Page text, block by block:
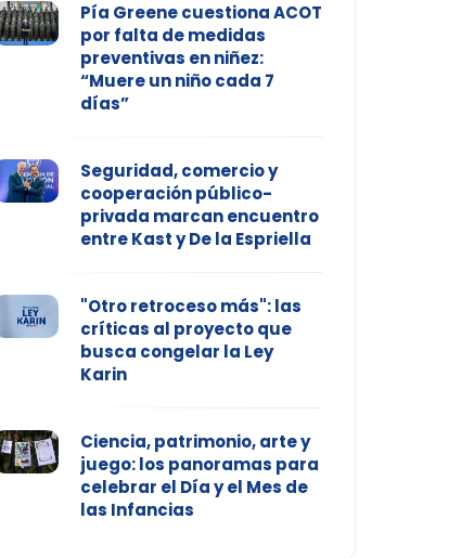
Pía Greene cuestiona ACOT
por falta de medidas
preventivas en niñez:
“Muere un niño cada 7
días”
Seguridad, comercio y
cooperación público-
privada marcan encuentro
entre Kast y De la Espriella
"Otro retroceso más": las
críticas al proyecto que
busca congelar la Ley
Karin
Ciencia, patrimonio, arte y
juego: los panoramas para
celebrar el Día y el Mes de
las Infancias